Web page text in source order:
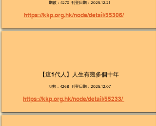
期數：4270 刊登日期：2025.12.21
https://kkp.org.hk/node/detail/55306/
【這1代人】人生有幾多個十年
期數：4268 刊登日期：2025.12.07
https://kkp.org.hk/node/detail/55233/